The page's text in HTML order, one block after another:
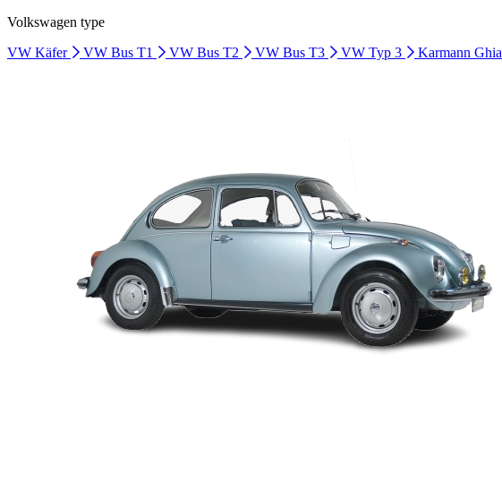
Volkswagen type
VW Käfer
VW Bus T1 VW Bus T2 VW Bus T3 VW Typ 3 Karmann Ghia